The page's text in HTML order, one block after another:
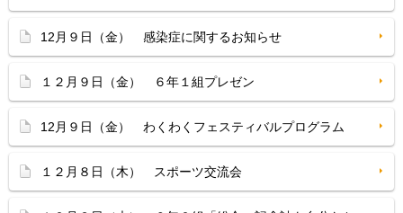
12月９日（金） 感染症に関するお知らせ
１２月９日（金） ６年１組プレゼン
12月９日（金） わくわくフェスティバルプログラム
１２月８日（木） スポーツ交流会